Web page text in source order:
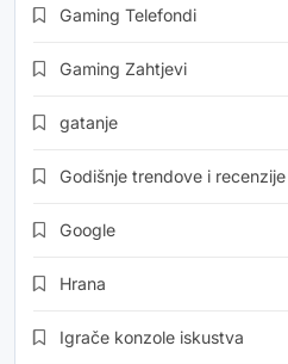
Gaming Telefondi
Gaming Zahtjevi
gatanje
Godišnje trendove i recenzije
Google
Hrana
Igrače konzole iskustva